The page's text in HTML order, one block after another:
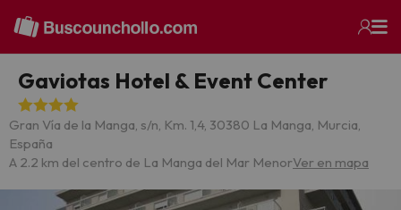
Gaviotas Hotel & Event Center
Gran Vía de la Manga, s/n, Km. 1,4, 30380 La Manga, Murcia,
España
A 2.2 km del centro de La Manga del Mar MenorVer en mapa